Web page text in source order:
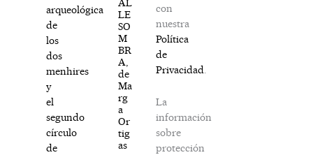
arqueológica
de
los
dos
menhires
y
el
segundo
círculo
de
AL
LE
SO
M
BR
A,
de
Ma
rg
a
Or
tig
as
con
nuestra
Política
de
Privacidad
La
información
sobre
protección